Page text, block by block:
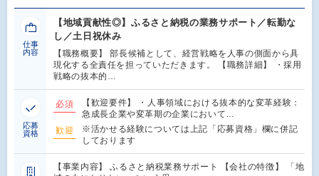
仕事
内容
【地域貢献性◎】ふるさと納税の業務サポート／転勤な
し／土日祝休み
【職務概要】 部長候補として、経営戦略を人事の側面から具
現化する全責任を担っていただきます。 【職務詳細】 ・採用
戦略の抜本的…
応募
資格
必須
【歓迎要件】 ・人事領域における抜本的な変革経験：
急成長企業や変革期の企業において…
歓迎
※活かせる経験については上記「応募資格」欄に併記
しております
【事業内容】 ふるさと納税業務サポート 【会社の特徴】 「地